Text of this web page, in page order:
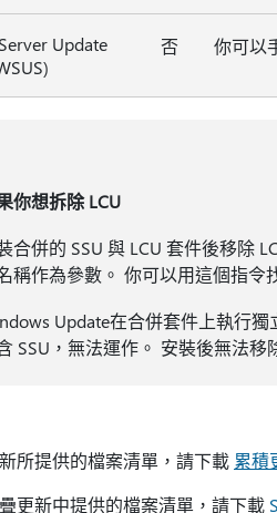
Update
否 你可以
你想拆除 LCU
合併的 SSU 與 LCU 套件後移除
稱作為參數。 你可以用這個指令
Update在合併套件上執行獨
SSU，無法運作。 安裝後無法移
所提供的檔案清單，請下載 累積
更新中提供的檔案清單，請下載